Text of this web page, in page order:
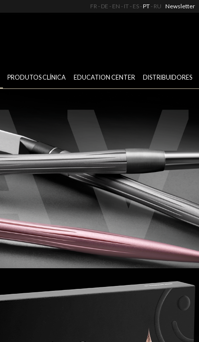
FR DE EN IT ES PT RU Newsletter
PRODUTOS CLÍNICA EDUCATION CENTER DISTRIBUIDORES